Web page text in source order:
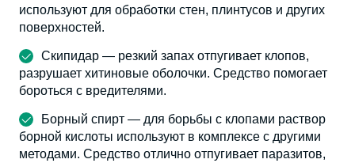
используют для обработки стен, плинтусов и других
поверхностей.
Скипидар — резкий запах отпугивает клопов,
разрушает хитиновые оболочки. Средство помогает
бороться с вредителями.
Борный спирт — для борьбы с клопами раствор
борной кислоты используют в комплексе с другими
методами. Средство отлично отпугивает паразитов,